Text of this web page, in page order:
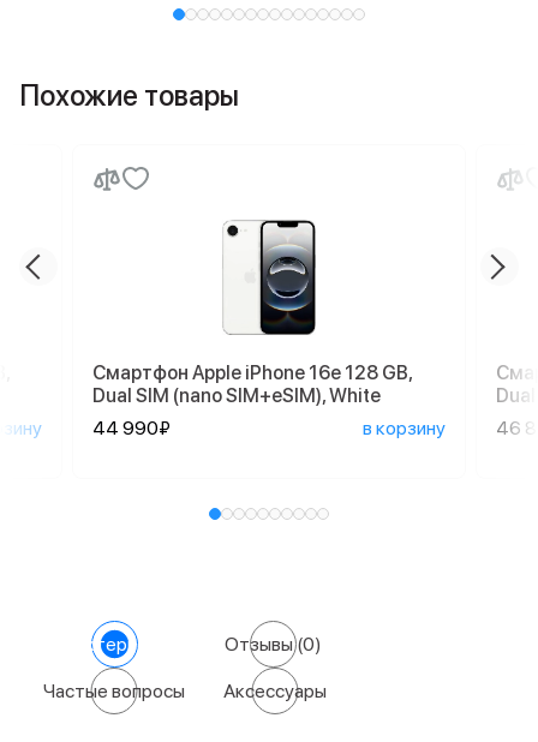
Похожие товары
Смартфон Apple iPhone 16e 128 GB,
Dual SIM (nano SIM+eSIM), White
44 990₽
в корзину
46
Характеристики Отзывы(0)
Частые вопросы Аксессуары